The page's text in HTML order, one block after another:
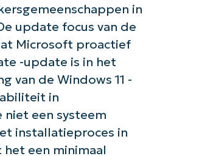
in
update focus van de
Microsoft proactief
-update is in het
van de Windows 11 -
in
een systeem
installatieproces in
een minimaal